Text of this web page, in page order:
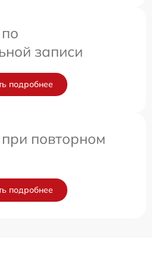
записи
подробнее
повторном
подробнее